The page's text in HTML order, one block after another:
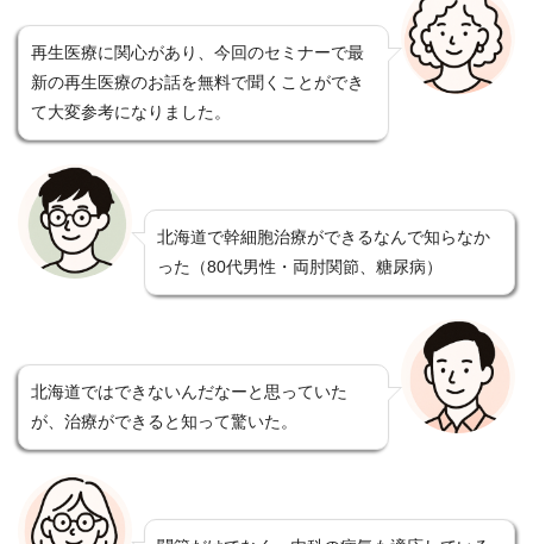
再生医療に関心があり、今回のセミナーで最
新の再生医療のお話を無料で聞くことができ
て大変参考になりました。
北海道で幹細胞治療ができるなんで知らなか
った（80代男性・両肘関節、糖尿病）
北海道ではできないんだなーと思っていた
が、治療ができると知って驚いた。